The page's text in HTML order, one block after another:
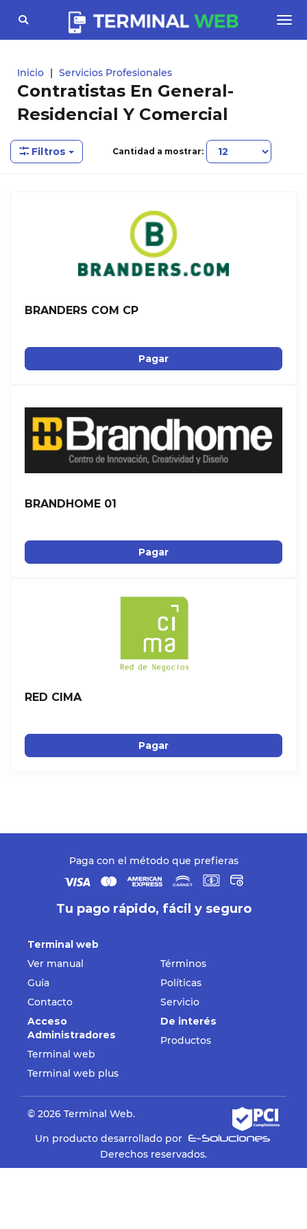
Toggle
navigation
Inicio Servicios Profesionales
Contratistas En General-
Residencial Y Comercial
Filtros Cantidad a mostrar:
BRANDERS COM CP
Pagar
BRANDHOME 01
Pagar
RED CIMA
Pagar
Paga con el método que prefieras
Tu pago rápido, fácil y seguro
Terminal web
Ver manual
Guía
Contacto
Términos
Políticas
Servicio
Acceso
Administradores
Terminal web
Terminal web plus
De interés
Productos
© 2026 Terminal Web.
Un producto desarrollado por
Derechos reservados.